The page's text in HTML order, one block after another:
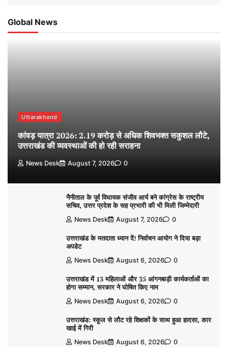
Global News
Uttarakhand
कांवड़ यात्रा 2026: 2.19 करोड़ से अधिक शिवभक्त सकुशल लौटे,
उत्तराखंड की व्यवस्थाओं की हो रही सराहना
News Desk August 7, 2026 0
नैनीताल के पूर्व विधायक संजीव आर्य बने कांग्रेस के राष्ट्रीय
सचिव, उत्तर प्रदेश के सह प्रभारी की भी मिली जिम्मेदारी
News Desk August 7, 2026 0
उत्तराखंड के मतदाता ध्यान दें! निर्वाचन आयोग ने दिया बड़ा
अपडेट
News Desk August 6, 2026 0
उत्तराखंड में 13 महिलाओं और 35 आंगनबाड़ी कार्यकर्ताओं का
होगा सम्मान, सरकार ने घोषित किए नाम
News Desk August 6, 2026 0
उत्तराखंड: स्कूल से लौट रहे शिक्षकों के साथ हुआ हादसा, कार
खाई में गिरी
News Desk August 6, 2026 0